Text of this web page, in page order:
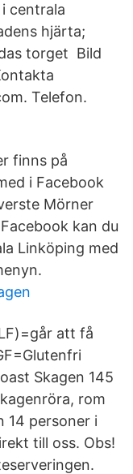
centrala
hjärta;
torget Bild
Telefon.
finns på
i Facebook
Mörner
kan du
Linköping med
att få
Skagen 145
rom
14 personer i
till oss. Obs!